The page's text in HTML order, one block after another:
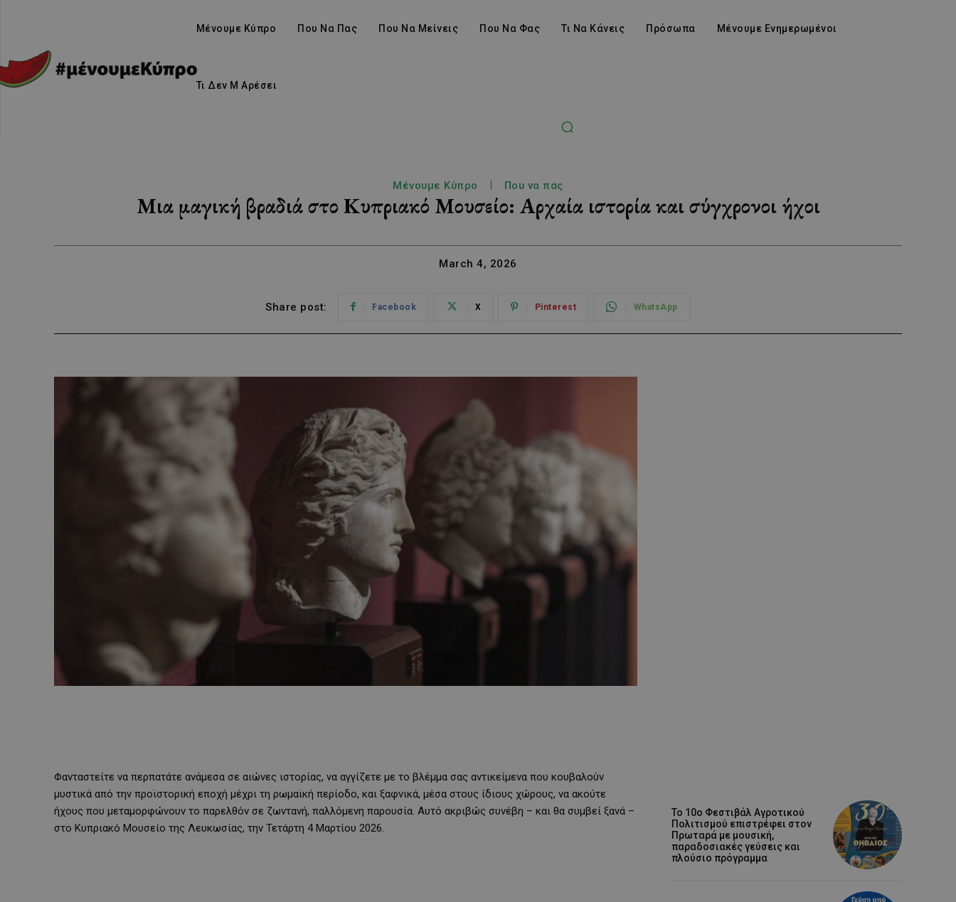
Μένουμε Κύπρο Που Να Πας Που Να Μείνεις Που Να Φας Τι Να Κάνεις Πρόσωπα Μένουμε Ενημερωμένοι
Τι Δεν Μ Αρέσει
Μένουμε Κύπρο Που να πας
Μια μαγική βραδιά στο Κυπριακό Μουσείο: Αρχαία ιστορία και σύγχρονοι ήχοι
March 4, 2026
Share post: Facebook X Pinterest WhatsApp
Φανταστείτε να περπατάτε ανάμεσα σε αιώνες ιστορίας, να αγγίζετε με το βλέμμα σας αντικείμενα που κουβαλούν
μυστικά από την προϊστορική εποχή μέχρι τη ρωμαϊκή περίοδο, και ξαφνικά, μέσα στους ίδιους χώρους, να ακούτε
ήχους που μεταμορφώνουν το παρελθόν σε ζωντανή, παλλόμενη παρουσία. Αυτό ακριβώς συνέβη – και θα συμβεί ξανά –
στο Κυπριακό Μουσείο της Λευκωσίας, την Τετάρτη 4 Μαρτίου 2026.
Το 10ο Φεστιβάλ Αγροτικού
Πολιτισμού επιστρέφει στον
Πρωταρά με μουσική,
παραδοσιακές γεύσεις και
πλούσιο πρόγραμμα